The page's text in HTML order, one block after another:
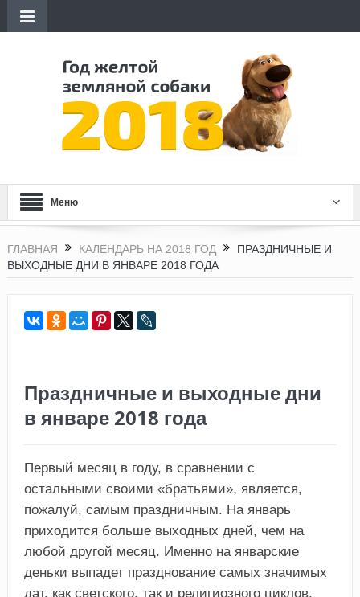
Меню
ГЛАВНАЯ КАЛЕНДАРЬ НА 2018 ГОД
ПРАЗДНИЧНЫЕ И
ВЫХОДНЫЕ ДНИ В ЯНВАРЕ 2018 ГОДА
Праздничные и выходные дни
в январе 2018 года
Первый месяц в году, в сравнении с
остальными своими «братьями», является,
пожалуй, самым праздничным. На январь
приходится больше выходных дней, чем на
любой другой месяц. Именно на январские
деньки выпадет празднование самых значимых
дат, как светского, так и религиозного циклов.